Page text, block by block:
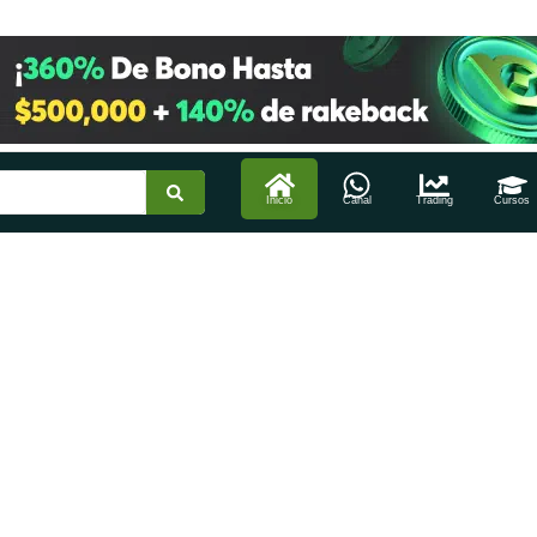
Inicio Canal Trading Cursos